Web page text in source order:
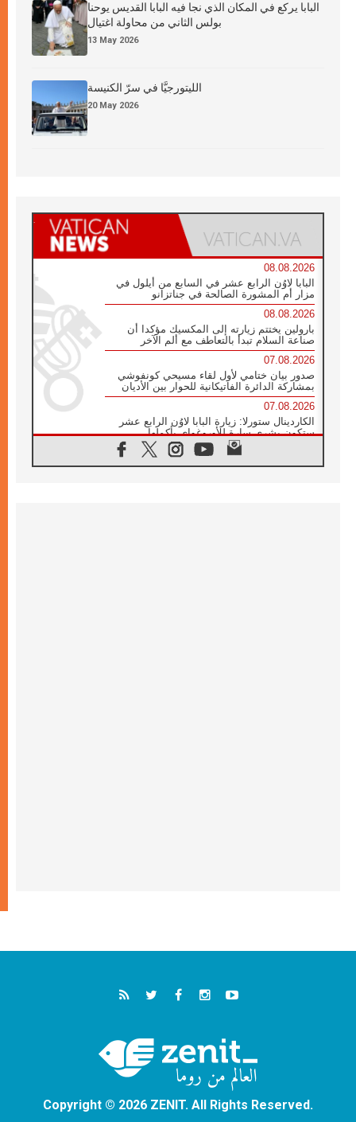
البابا يركع في المكان الذي نجا فيه البابا القديس يوحنا
بولس الثاني من محاولة اغتيال
13 May 2026
الليتورجيَّا في سرّ الكنيسة
20 May 2026
08.08.2026
البابا لاوُن الرابع عشر في السابع من أيلول في
مزار أم المشورة الصالحة في جناتزانو
08.08.2026
بارولين يختتم زيارته إلى المكسيك مؤكدا أن
صناعة السلام تبدأ بالتعاطف مع ألم الآخر
07.08.2026
صدور بيان ختامي لأول لقاء مسيحي كونفوشي
بمشاركة الدائرة الفاتيكانية للحوار بين الأديان
07.08.2026
الكاردينال ستورلا: زيارة البابا لاوُن الرابع عشر
ستكون بشرى سارة للأوروغواي بأكملها
الفاتيكان يعلن برنامج الزيارة الرسولية للبابا لاوُن
Copyright © 2026 ZENIT. All Rights Reserved.